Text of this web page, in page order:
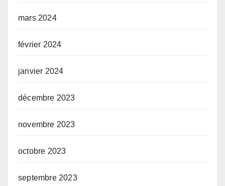
mars 2024
février 2024
janvier 2024
décembre 2023
novembre 2023
octobre 2023
septembre 2023